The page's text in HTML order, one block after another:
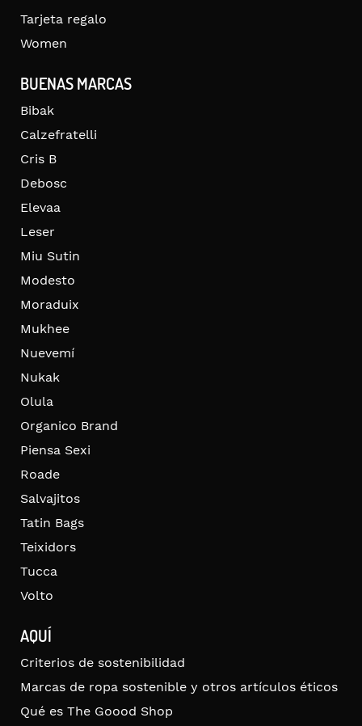
Tarjeta regalo
Women
BUENAS MARCAS
Bibak
Calzefratelli
Cris B
Debosc
Elevaa
Leser
Miu Sutin
Modesto
Moraduix
Mukhee
Nuevemí
Nukak
Olula
Organico Brand
Piensa Sexi
Roade
Salvajitos
Tatin Bags
Teixidors
Tucca
Volto
AQUÍ
Criterios de sostenibilidad
Marcas de ropa sostenible y otros artículos éticos
Qué es The Goood Shop